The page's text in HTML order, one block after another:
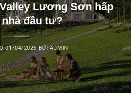
Lương Sơn hấp
nhà đầu tư?
01/04/2026 BỞIADMIN